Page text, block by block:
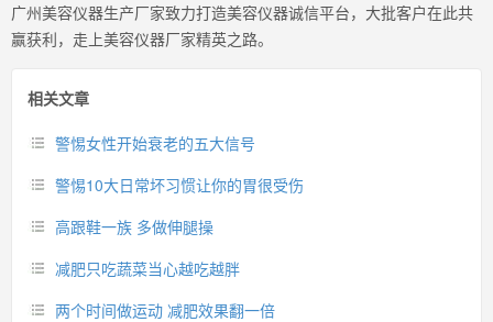
广州美容仪器生产厂家致力打造美容仪器诚信平台，大批客户在此共
赢获利，走上美容仪器厂家精英之路。
相关文章
警惕女性开始衰老的五大信号
警惕10大日常坏习惯让你的胃很受伤
高跟鞋一族 多做伸腿操
减肥只吃蔬菜当心越吃越胖
两个时间做运动 减肥效果翻一倍